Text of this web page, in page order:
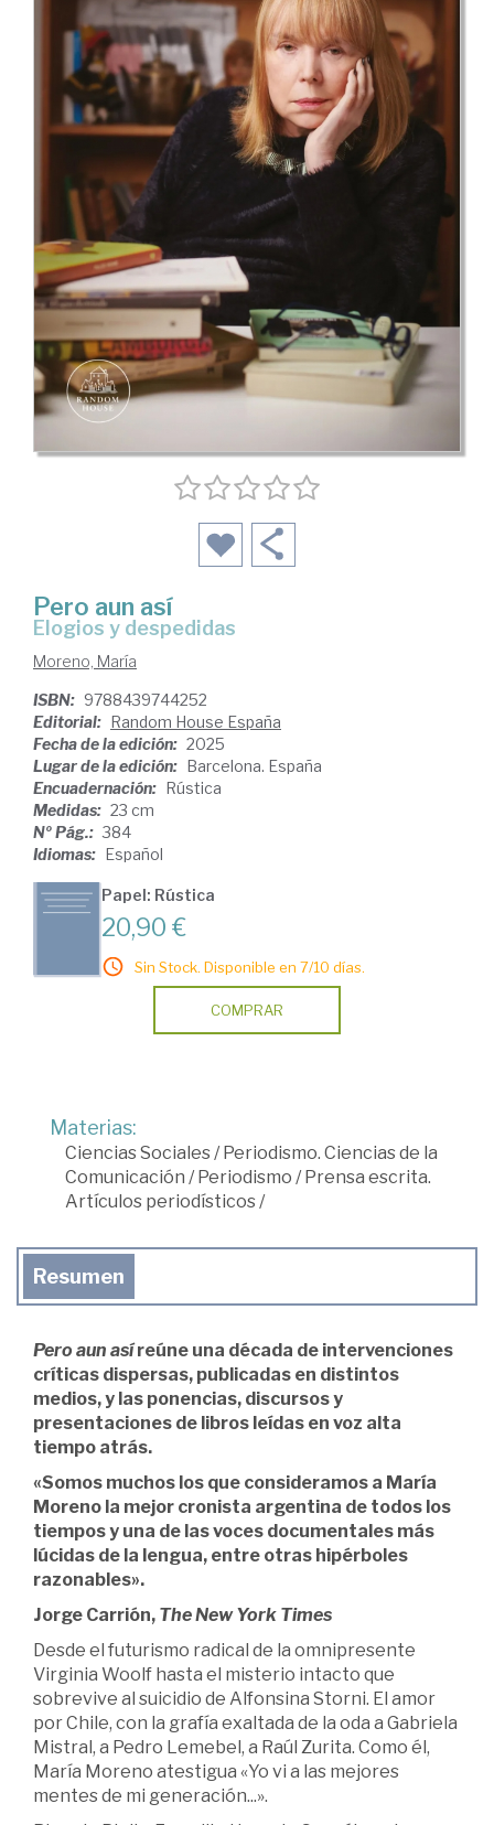
Pero aun así
Elogios y despedidas
Moreno, María
ISBN: 9788439744252
Editorial: Random House España
Fecha de la edición: 2025
Lugar de la edición: Barcelona. España
Encuadernación: Rústica
Medidas: 23 cm
Nº Pág.: 384
Idiomas: Español
Papel: Rústica
20,90 €
Sin Stock. Disponible en 7/10 días.
COMPRAR
Materias:
Ciencias Sociales/ Periodismo. Ciencias de la
Comunicación / Periodismo / Prensa escrita.
Artículos periodísticos/
Resumen
Pero aun asíreúne una década de intervenciones
críticas dispersas, publicadas en distintos
medios, y las ponencias, discursos y
presentaciones de libros leídas en voz alta
tiempo atrás.
«Somos muchos los que consideramos a María
Moreno la mejor cronista argentina de todos los
tiempos y una de las voces documentales más
lúcidas de la lengua, entre otras hipérboles
razonables».
Jorge Carrión, The New York Times
Desde el futurismo radical de la omnipresente
Virginia Woolf hasta el misterio intacto que
sobrevive al suicidio de Alfonsina Storni. El amor
por Chile, con la grafía exaltada de la oda a Gabriela
Mistral, a Pedro Lemebel, a Raúl Zurita. Como él,
María Moreno atestigua «Yo vi a las mejores
mentes de mi generación...».